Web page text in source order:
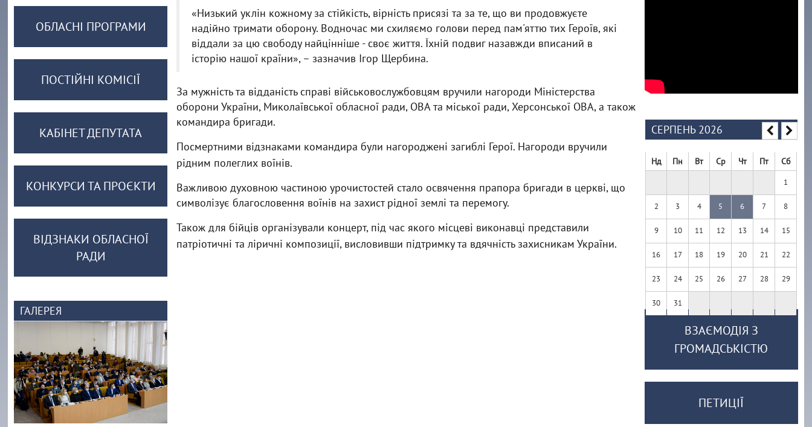
«Низький уклін кожному за стійкість, вірність присязі та за те, що ви продовжуєте
надійно тримати оборону. Водночас ми схиляємо голови перед пам'яттю тих Героїв, які
віддали за цю свободу найцінніше - своє життя. Їхній подвиг назавжди вписаний в
історію нашої країни», – зазначив Ігор Щербина.
За мужність та відданість справі військовослужбовцям вручили нагороди Міністерства
оборони України, Миколаївської обласної ради, ОВА та міської ради, Херсонської ОВА, а також
командира бригади.
Посмертними відзнаками командира були нагороджені загиблі Герої. Нагороди вручили
рідним полеглих воїнів.
Важливою духовною частиною урочистостей стало освячення прапора бригади в церкві, що
символізує благословення воїнів на захист рідної землі та перемогу.
Також для бійців організували концерт, під час якого місцеві виконавці представили
патріотичні та ліричні композиції, висловивши підтримку та вдячність захисникам України.
СЕРПЕНЬ 2026
Нд Пн Вт Ср Чт Пт Сб
1
2 3 4 5 6 7 8
9 10 11 12 13 14 15
16 17 18 19 20 21 22
23 24 25 26 27 28 29
30 31
ВЗАЄМОДІЯ З
ГРОМАДСЬКІСТЮ
ПЕТИЦІЇ
ОБЛАСНІ ПРОГРАМИ
ПОСТІЙНІ КОМІСІЇ
КАБІНЕТ ДЕПУТАТА
КОНКУРСИ ТА ПРОЄКТИ
ВІДЗНАКИ ОБЛАСНОЇ
РАДИ
ГАЛЕРЕЯ